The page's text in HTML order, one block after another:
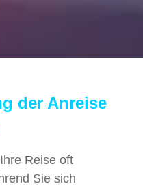
der Anreise
Reise oft
Sie sich